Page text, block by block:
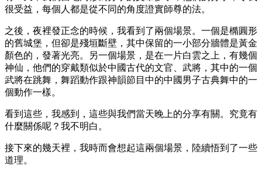
很受益，每個人都是從不同的角度證實師尊的法。
之後，夜裡發正念的時候，我看到了兩個場景。一個是橢圓形
的舊城堡，但卻是殘垣斷壁，其中保留的一小部分牆體是黃金
顏色的，發著光亮。另一個場景，是在一片白雲之上，有幾個
神仙，他們的穿戴類似於中國古代的文官、武將，其中的一個
武將在跳舞，舞蹈動作跟神韻節目中的中國男子古典舞中的一
個動作一樣。
看到這些，我感到，這些與我們當天晚上的分享有關。究竟有
什麼關係呢？我不明白。
接下來的幾天裡，我時而會想起這兩個場景，陸續悟到了一些
道理。